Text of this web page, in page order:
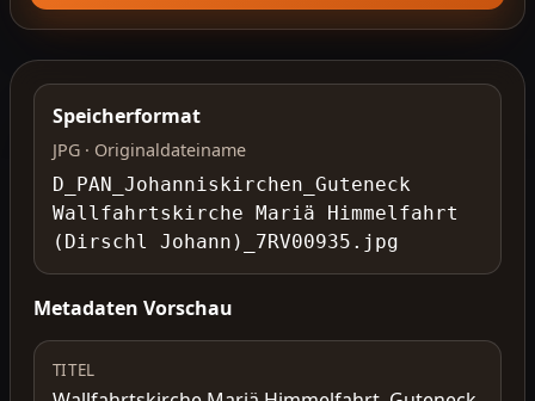
Speicherformat
JPG · Originaldateiname
D_PAN_Johanniskirchen_Guteneck
Wallfahrtskirche Mariä Himmelfahrt
(Dirschl Johann)_7RV00935.jpg
Metadaten Vorschau
TITEL